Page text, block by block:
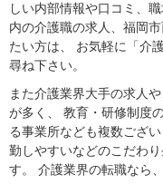
しい内部情報や口コミ、
内の介護職の求人、福岡
たい方は、 お気軽に「介
尋ね下さい。
また介護業界大手の求人
が多く、 教育・研修制度
る事業所なども複数ござ
勤しやすいなどのこだわ
す。 介護業界の転職なら